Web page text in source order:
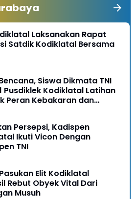
Laksanakan Rapat
Satdik Kodiklatal Bersama
Siswa Dikmata TNI
Pusdiklek Kodiklatal Latihan
Peran Kebakaran dan
Persepsi, Kadispen
Ikuti Vicon Dengan
TNI
Elit Kodiklatal
Rebut Obyek Vital Dari
Musuh